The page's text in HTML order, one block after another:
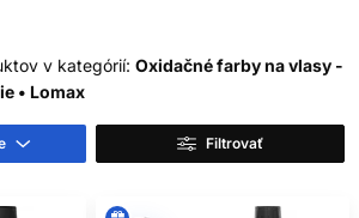
a presný návod výrobcu.
FARBY
FUNGUJÚ
krému alebo gélu s určeným
v kategórií: Oxidačné farby na vlasy -
• Lomax
Filtrovať